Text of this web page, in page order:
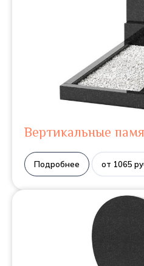
Вертикальные
Подробнее от 1065